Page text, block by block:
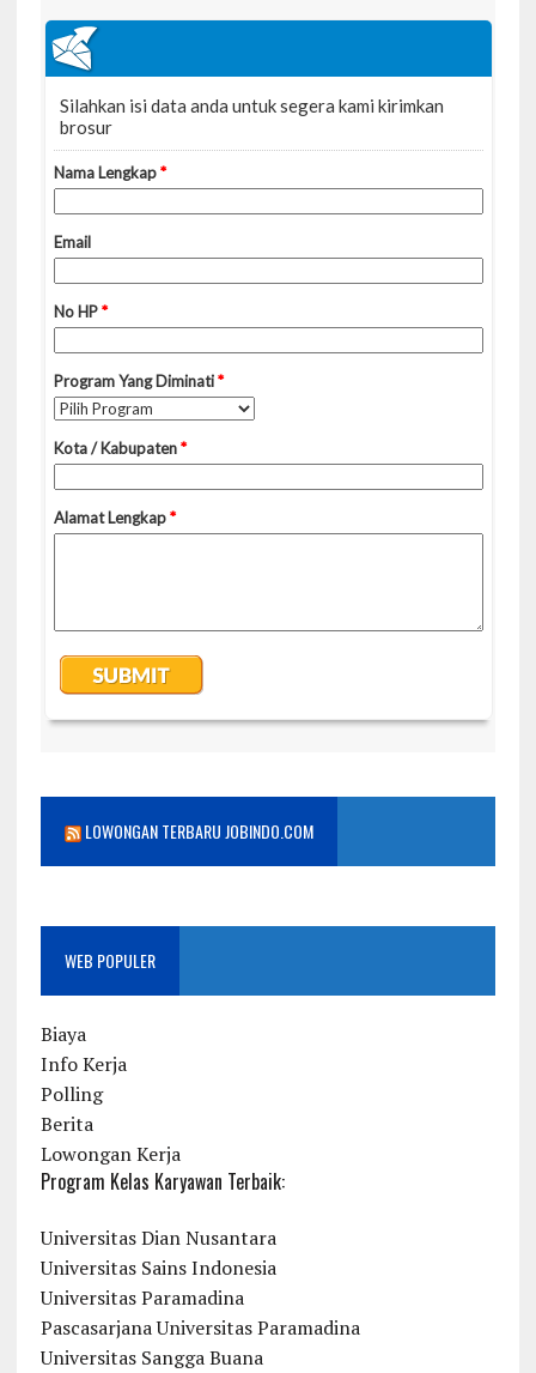
LOWONGAN TERBARU JOBINDO.COM
WEB POPULER
Biaya
Info Kerja
Polling
Berita
Lowongan Kerja
Program Kelas Karyawan Terbaik:
Universitas Dian Nusantara
Universitas Sains Indonesia
Universitas Paramadina
Pascasarjana Universitas Paramadina
Universitas Sangga Buana